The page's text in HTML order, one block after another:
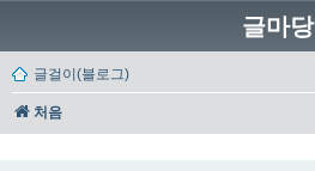
글마당
글걸이(블로그)
처음